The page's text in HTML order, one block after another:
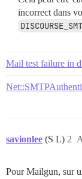
incorrect dans
Mail test failure in
savionlee (S L) 2
Pour Mailgun, sur